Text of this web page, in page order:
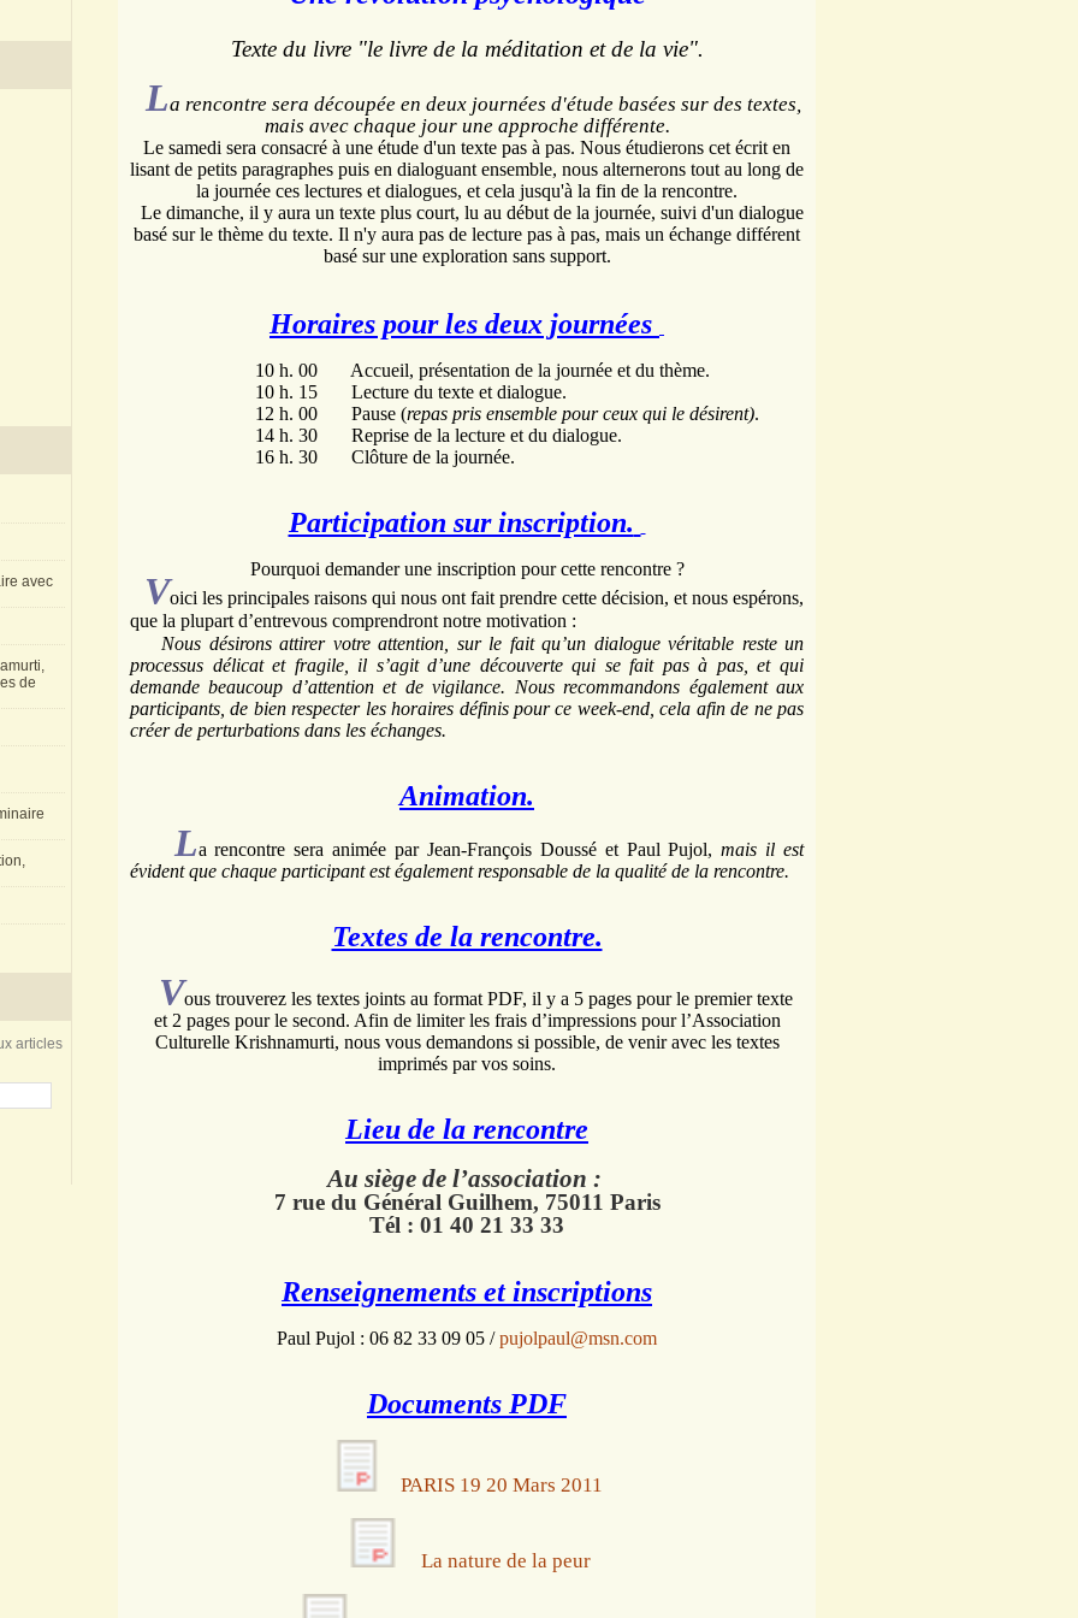
avec
de
articles
Texte du livre "le livre de la méditation et de la vie".
La rencontre sera découpée en deux journées d'étude basées sur des textes,
mais avec chaque jour une approche différente.
Le samedi sera consacré à une étude d'un texte pas à pas. Nous étudierons cet écrit en
lisant de petits paragraphes puis en dialoguant ensemble, nous alternerons tout au long de
la journée ces lectures et dialogues, et cela jusqu'à la fin de la rencontre.
Le dimanche, il y aura un texte plus court, lu au début de la journée, suivi d'un dialogue
basé sur le thème du texte. Il n'y aura pas de lecture pas à pas, mais un échange différent
basé sur une exploration sans support.
Horaires pour les deux journées
10 h. 00
Accueil, présentation de la journée et du thème.
10 h. 15
Lecture du texte et dialogue.
12 h. 00
Pause (repas pris ensemble pour ceux qui le désirent).
14 h. 30
Reprise de la lecture et du dialogue.
16 h. 30
Clôture de la journée.
Participation sur inscription.
Pourquoi demander une inscription pour cette rencontre ?
Voici les principales raisons qui nous ont fait prendre cette décision, et nous espérons,
que la plupart d’entrevous comprendront notre motivation :
Nous désirons attirer votre attention, sur le fait qu’un dialogue véritable reste un
processus délicat et fragile, il s’agit d’une découverte qui se fait pas à pas, et qui
demande beaucoup d’attention et de vigilance. Nous recommandons également aux
participants, de bien respecter les horaires définis pour ce week-end, cela afin de ne pas
créer de perturbations dans les échanges.
Animation.
La rencontre sera animée par Jean-François Doussé et Paul Pujol,mais il est
évident que chaque participant est également responsable de la qualité de la rencontre.
Textes de la rencontre.
Vous trouverez les textes joints au format PDF, il y a 5 pages pour le premier texte
et 2 pages pour le second. Afin de limiter les frais d’impressions pour l’Association
Culturelle Krishnamurti, nous vous demandons si possible, de venir avec les textes
imprimés par vos soins.
Lieu de la rencontre
Au siège de l’association :
7 rue du Général Guilhem, 75011 Paris
Tél : 01 40 21 33 33
Renseignements et inscriptions
Paul Pujol : 06 82 33 09 05 /pujolpaul@msn.com
Documents PDF
PARIS 19 20 Mars 2011
La nature de la peur